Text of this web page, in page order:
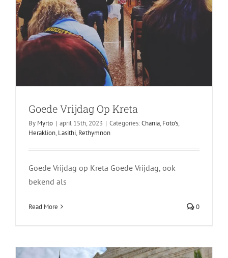
Goede Vrijdag Op Kreta
By Myrto | april 15th, 2023 | Categories:Chania, Foto's,
Heraklion, Lasithi, Rethymnon
Goede Vrijdag op Kreta Goede Vrijdag, ook
bekend als
Read More 0
fijne Palmzondag vanuit Heraklion
09/04/2023